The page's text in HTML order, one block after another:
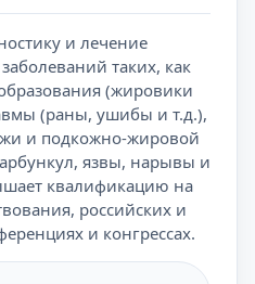
и лечение
таких, как
(жировики
(раны, ушибы и т.д.),
и подкожно-жировой
язвы, нарывы и
квалификацию на
российских и
и конгрессах.